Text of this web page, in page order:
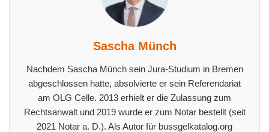
Sascha Münch
Nachdem Sascha Münch sein Jura-Studium in Bremen
abgeschlossen hatte, absolvierte er sein Referendariat
am OLG Celle. 2013 erhielt er die Zulassung zum
Rechtsanwalt und 2019 wurde er zum Notar bestellt (seit
2021 Notar a. D.). Als Autor für bussgelkatalog.org